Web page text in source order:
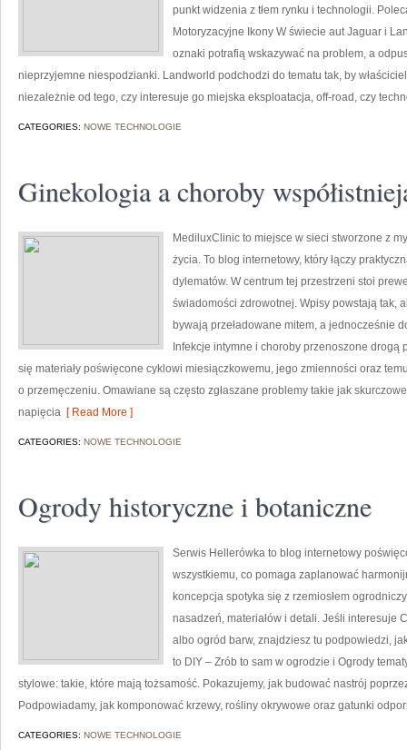
punkt widzenia z tłem rynku i technologii.
Motoryzacyjne Ikony W świecie aut Jaguar i
oznaki potrafią wskazywać na problem, a
nieprzyjemne niespodzianki. Landworld podchodzi do tematu tak, by
niezależnie od tego, czy interesuje go miejska eksploatacja, off-road, czy
CATEGORIES: NOWE TECHNOLOGIE
Ginekologia a choroby
MediluxClinic to miejsce w sieci stworzone z
życia. To blog internetowy, który łączy
dylematów. W centrum tej przestrzeni stoi
świadomości zdrowotnej. Wpisy powstają tak,
bywają przeładowane mitem, a jednocześnie
Infekcje intymne i choroby przenoszone drogą
się materiały poświęcone cyklowi miesiączkowemu, jego zmienności oraz
o przemęczeniu. Omawiane są często zgłaszane problemy takie jak
napięcia [ Read More ]
CATEGORIES: NOWE TECHNOLOGIE
Ogrody historyczne i botaniczne
Serwis Hellerówka to blog internetowy
wszystkiemu, co pomaga zaplanować
koncepcja spotyka się z rzemiosłem
nasadzeń, materiałów i detali. Jeśli interesuje
albo ogród barw, znajdziesz tu podpowiedzi,
to DIY – Zrób to sam w ogrodzie i Ogrody
stylowe: takie, które mają tożsamość. Pokazujemy, jak budować nastrój
Podpowiadamy, jak komponować krzewy, rośliny okrywowe oraz gatunki
CATEGORIES: NOWE TECHNOLOGIE